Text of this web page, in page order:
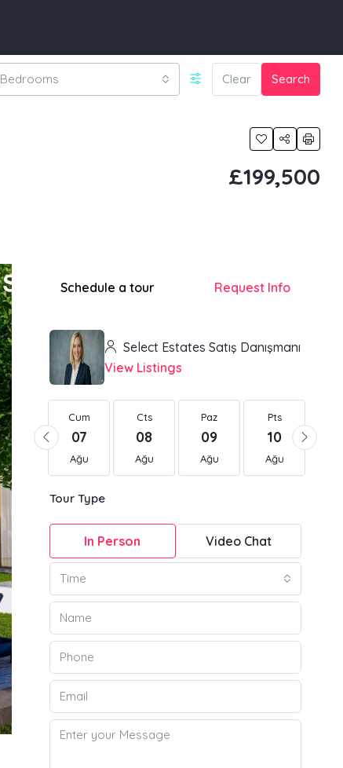
Bedrooms Clear Search
£199,500
Schedule a tour Request Info
Select Estates Satış Danışmanı
View Listings
Cum
21
Ağu
Cum
07
Ağu
Cts
08
Ağu
Paz
09
Ağu
Pts
10
Ağu
Tour Type
In Person Video Chat
Time